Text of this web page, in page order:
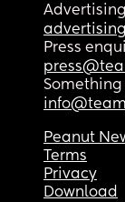
Press
Something
Peanut
Terms
Privacy
Download